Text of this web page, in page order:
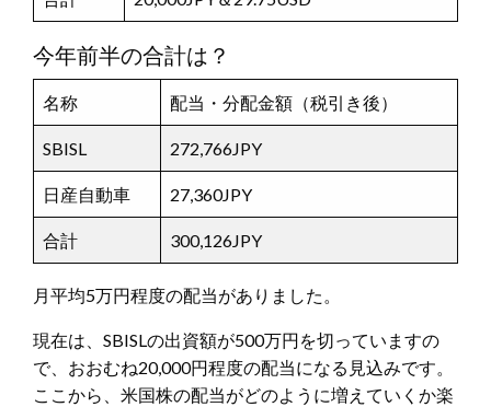
今年前半の合計は？
名称 配当・分配金額（税引き後）
SBISL 272,766JPY
日産自動車 27,360JPY
合計 300,126JPY
月平均5万円程度の配当がありました。
現在は、SBISLの出資額が500万円を切っていますの
で、おおむね20,000円程度の配当になる見込みです。
ここから、米国株の配当がどのように増えていくか楽